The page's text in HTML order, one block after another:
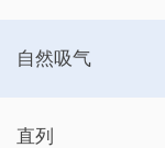
自然吸气
直列